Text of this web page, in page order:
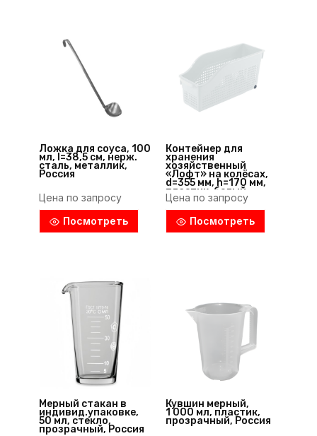
Ложка для соуса, 100
мл, l=38,5 см, нерж.
сталь, металлик,
Россия
Цена по запросу
Посмотреть
Контейнер для
хранения
хозяйственный
«Лофт» на колёсах,
d=355 мм, h=170 мм,
пластик, белый,
Россия
Цена по запросу
Посмотреть
Мерный стакан в
индивид.упаковке,
50 мл, стекло,
прозрачный, Россия
Кувшин мерный,
1 000 мл, пластик,
прозрачный, Россия